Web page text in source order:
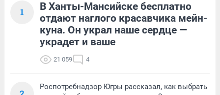
1
В Ханты-Мансийске бесплатно
отдают наглого красавчика мейн-
куна. Он украл наше сердце —
украдет и ваше
21 059 4
Роспотребнадзор Югры рассказал, как выбрать